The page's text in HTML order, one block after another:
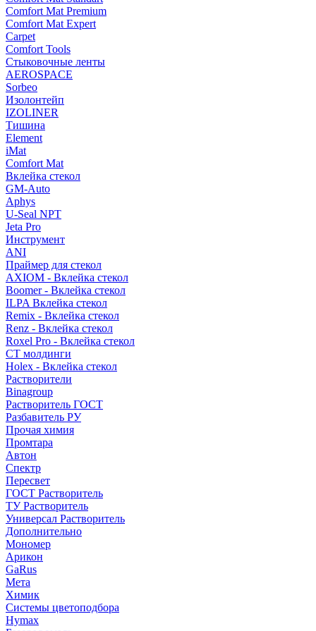
Comfort Mat Premium
Comfort Mat Expert
Carpet
Comfort Tools
Стыковочные ленты
AEROSPACE
Sorbeo
Изолонтейп
IZOLINER
Тишина
Element
iMat
Comfort Mat
Вклейка стекол
GM-Auto
Aphys
U-Seal NPT
Jeta Pro
Инструмент
ANI
Праймер для стекол
AXIOM - Вклейка стекол
Boomer - Вклейка стекол
ILPA Вклейка стекол
Remix - Вклейка стекол
Renz - Вклейка стекол
Roxel Pro - Вклейка стекол
СТ молдинги
Holex - Вклейка стекол
Растворители
Binagroup
Растворитель ГОСТ
Разбавитель РУ
Прочая химия
Промтара
Автон
Спектр
Пересвет
ГОСТ Растворитель
ТУ Растворитель
Универсал Растворитель
Дополнительно
Мономер
Арикон
GaRus
Мета
Химик
Системы цветоподбора
Hymax